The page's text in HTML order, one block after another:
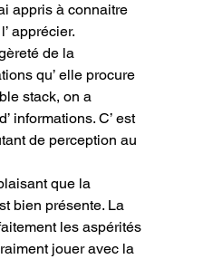
appris à connaitre
apprécier.
de la
qu’ elle procure
stack, on a
informations. C’ est
de perception au
que la
bien présente. La
les aspérités
jouer avec la